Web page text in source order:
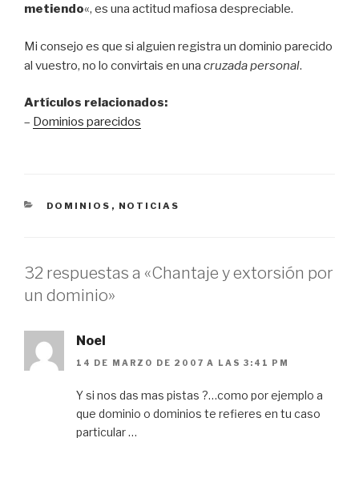
metiendo«, es una actitud mafiosa despreciable.
Mi consejo es que si alguien registra un dominio parecido
al vuestro, no lo convirtais en una cruzada personal.
Artículos relacionados:
– Dominios parecidos
CATEGORÍAS
DOMINIOS , NOTICIAS
32 respuestas a «Chantaje y extorsión por
un dominio»
Noel
14 DE MARZO DE 2007 A LAS 3:41 PM
Y si nos das mas pistas ?…como por ejemplo a
que dominio o dominios te refieres en tu caso
particular …